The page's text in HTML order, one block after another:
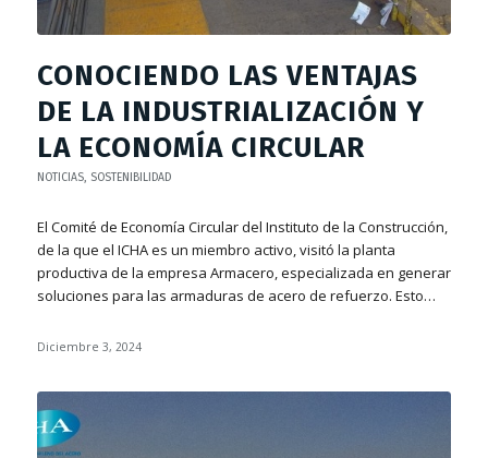
CONOCIENDO LAS VENTAJAS
DE LA INDUSTRIALIZACIÓN Y
LA ECONOMÍA CIRCULAR
NOTICIAS, SOSTENIBILIDAD
El Comité de Economía Circular del Instituto de la Construcción,
de la que el ICHA es un miembro activo, visitó la planta
productiva de la empresa Armacero, especializada en generar
soluciones para las armaduras de acero de refuerzo. Esto…
Diciembre 3, 2024